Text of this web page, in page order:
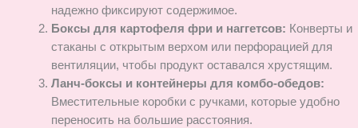
надежно фиксируют содержимое.
Боксы для картофеля фри и наггетсов: Конверты и
стаканы с открытым верхом или перфорацией для
вентиляции, чтобы продукт оставался хрустящим.
Ланч-боксы и контейнеры для комбо-обедов:
Вместительные коробки с ручками, которые удобно
переносить на большие расстояния.